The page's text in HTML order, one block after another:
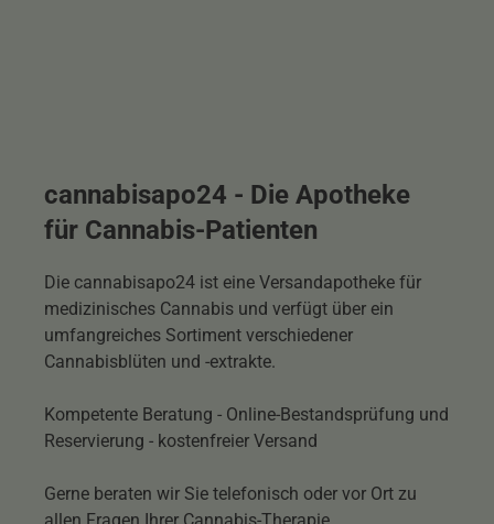
cannabisapo24 - Die Apotheke
für Cannabis-Patienten
Die cannabisapo24 ist eine Versandapotheke für
medizinisches Cannabis und verfügt über ein
umfangreiches Sortiment verschiedener
Cannabisblüten und -extrakte.
Kompetente Beratung - Online-Bestandsprüfung und
Reservierung - kostenfreier Versand
Gerne beraten wir Sie telefonisch oder vor Ort zu